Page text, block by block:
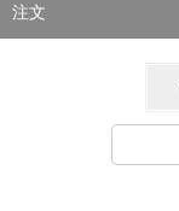
注文